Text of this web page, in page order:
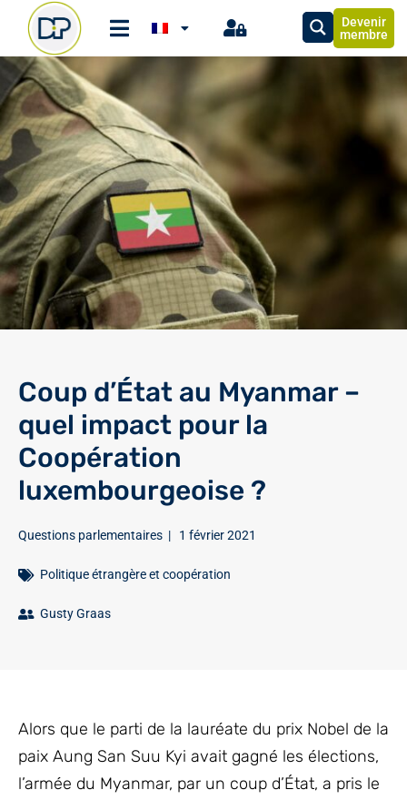
Devenir
membre
Coup d’État au Myanmar –
quel impact pour la
Coopération
luxembourgeoise ?
Questions parlementaires | 1 février 2021
Politique étrangère et coopération
Gusty Graas
Alors que le parti de la lauréate du prix Nobel de la
paix Aung San Suu Kyi avait gagné les élections,
l’armée du Myanmar, par un coup d’État, a pris le